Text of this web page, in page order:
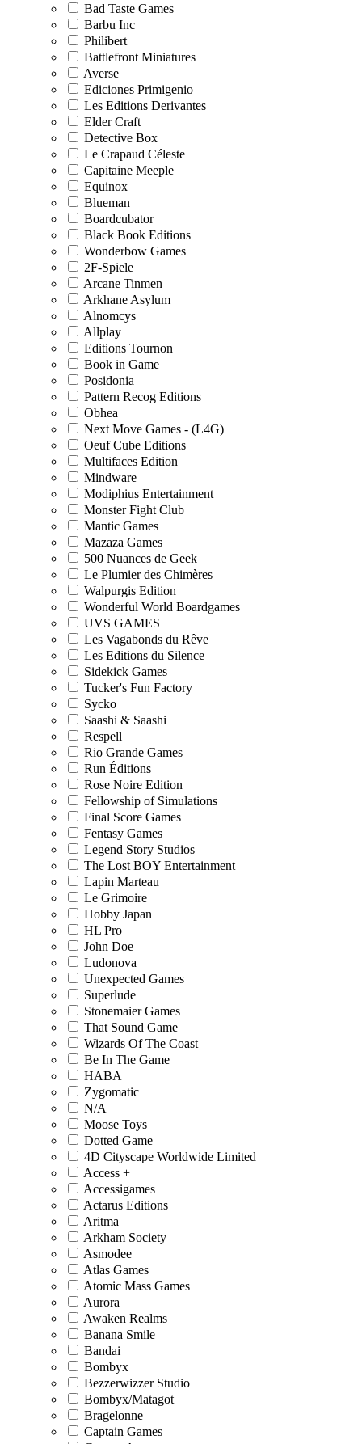
Bad Taste Games
Barbu Inc
Philibert
Battlefront Miniatures
Averse
Ediciones Primigenio
Les Editions Derivantes
Elder Craft
Detective Box
Le Crapaud Céleste
Capitaine Meeple
Equinox
Blueman
Boardcubator
Black Book Editions
Wonderbow Games
2F-Spiele
Arcane Tinmen
Arkhane Asylum
Alnomcys
Allplay
Editions Tournon
Book in Game
Posidonia
Pattern Recog Editions
Obhea
Next Move Games - (L4G)
Oeuf Cube Editions
Multifaces Edition
Mindware
Modiphius Entertainment
Monster Fight Club
Mantic Games
Mazaza Games
500 Nuances de Geek
Le Plumier des Chimères
Walpurgis Edition
Wonderful World Boardgames
UVS GAMES
Les Vagabonds du Rêve
Les Editions du Silence
Sidekick Games
Tucker's Fun Factory
Sycko
Saashi & Saashi
Respell
Rio Grande Games
Run Éditions
Rose Noire Edition
Fellowship of Simulations
Final Score Games
Fentasy Games
Legend Story Studios
The Lost BOY Entertainment
Lapin Marteau
Le Grimoire
Hobby Japan
HL Pro
John Doe
Ludonova
Unexpected Games
Superlude
Stonemaier Games
That Sound Game
Wizards Of The Coast
Be In The Game
HABA
Zygomatic
N/A
Moose Toys
Dotted Game
4D Cityscape Worldwide Limited
Access +
Accessigames
Actarus Editions
Aritma
Arkham Society
Asmodee
Atlas Games
Atomic Mass Games
Aurora
Awaken Realms
Banana Smile
Bandai
Bombyx
Bezzerwizzer Studio
Bombyx/Matagot
Bragelonne
Captain Games